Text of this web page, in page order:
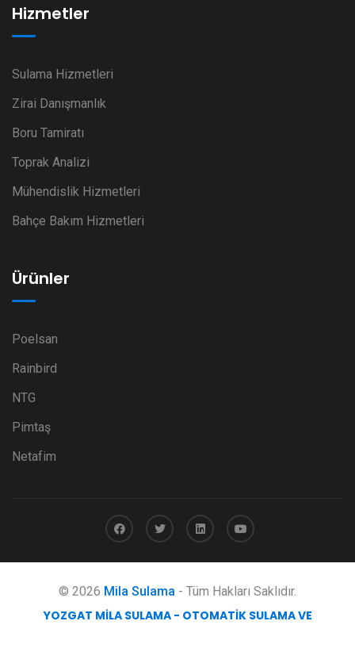
Hizmetler
Sulama Hizmetleri
Zirai Danışmanlık
Boru Tamiratı
Toprak Analizi
Mühendislik Hizmetleri
Bahçe Bakım Hizmetleri
Ürünler
Poelsan
Rainbird
NTG
Pimtaş
Netafim
© 2026 Mila Sulama - Tüm Hakları Saklıdır.
YOZGAT MILA SULAMA - OTOMATIK SULAMA VE